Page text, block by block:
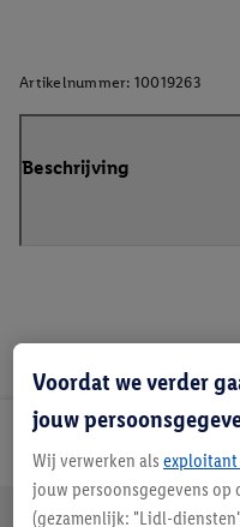
Artikelnummer: 10019263
Beschrijving
Jouw voordelen bij ons
Voordat we verder
jouw
Wij verwerken als exploitant
jouw persoonsgegevens op
(gezamenlijk: "Lidl-